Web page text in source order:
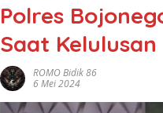
Polres
Saat Kelulusan
ROMO Bidik 86
6 Mei 2024